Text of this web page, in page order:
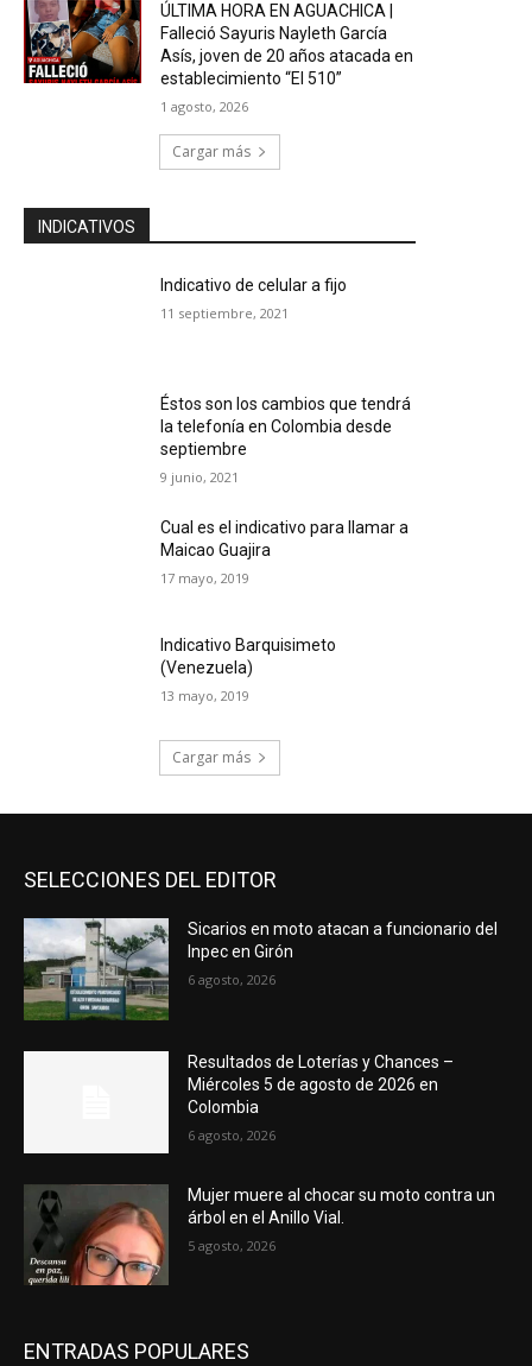
ÚLTIMA HORA EN AGUACHICA |
Falleció Sayuris Nayleth García
Asís, joven de 20 años atacada en
establecimiento “El 510”
1 agosto, 2026
Cargar más
INDICATIVOS
Indicativo de celular a fijo
11 septiembre, 2021
Éstos son los cambios que tendrá
la telefonía en Colombia desde
septiembre
9 junio, 2021
Cual es el indicativo para llamar a
Maicao Guajira
17 mayo, 2019
Indicativo Barquisimeto
(Venezuela)
13 mayo, 2019
Cargar más
SELECCIONES DEL EDITOR
Sicarios en moto atacan a funcionario del
Inpec en Girón
6 agosto, 2026
Resultados de Loterías y Chances –
Miércoles 5 de agosto de 2026 en
Colombia
6 agosto, 2026
Mujer muere al chocar su moto contra un
árbol en el Anillo Vial.
5 agosto, 2026
ENTRADAS POPULARES